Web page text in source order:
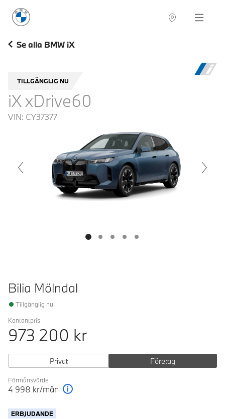
BMW Sverige Navigation
Se alla BMW iX
TILLGÄNGLIG NU
iX xDrive60
VIN: CY37377
Bilia Mölndal
Tillgänglig nu
Kontantpris
973 200 kr
Privat Företag
Förmånsvärde
4 998 kr/mån
ERBJUDANDE